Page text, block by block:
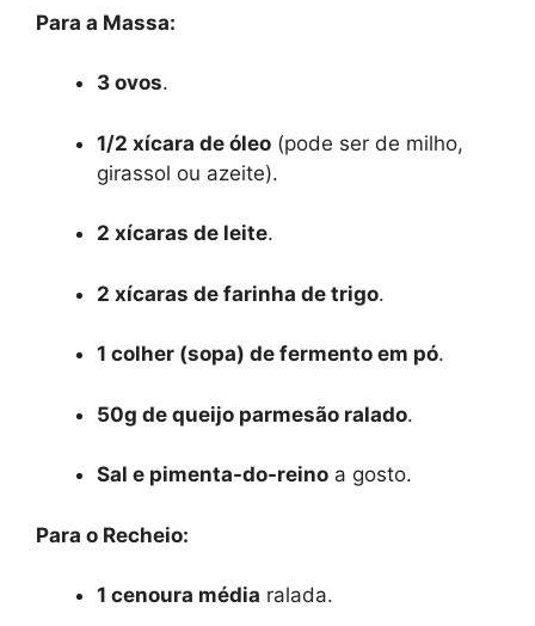
Para a Massa:
3 ovos.
1/2 xícara de óleo (pode ser de milho,
girassol ou azeite).
2 xícaras de leite.
2 xícaras de farinha de trigo.
1 colher (sopa) de fermento em pó.
50g de queijo parmesão ralado.
Sal e pimenta-do-reino a gosto.
Para o Recheio:
1 cenoura média ralada.